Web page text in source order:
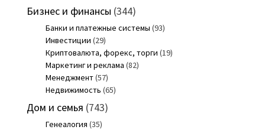
Бизнес и финансы (344)
Банки и платежные системы (93)
Инвестиции (29)
Криптовалюта, форекс, торги (19)
Маркетинг и реклама (82)
Менеджмент(57)
Недвижимость (65)
Дом и семья (743)
Генеалогия (35)